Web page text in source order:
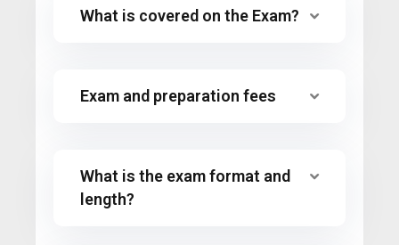
What is covered on the Exam?
Exam and preparation fees
What is the exam format and
length?